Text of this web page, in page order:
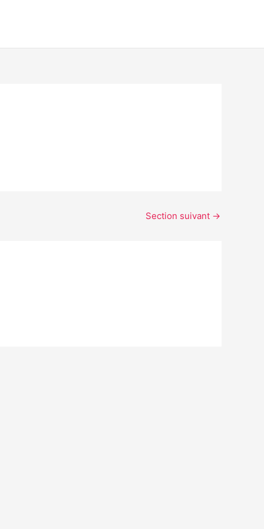
Section suivant →